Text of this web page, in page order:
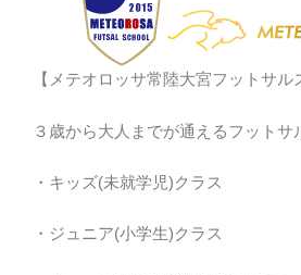
【メテオロッサ常陸大宮フットサル
３歳から大人までが通えるフットサ
・キッズ(未就学児)クラス
・ジュニア(小学生)クラス